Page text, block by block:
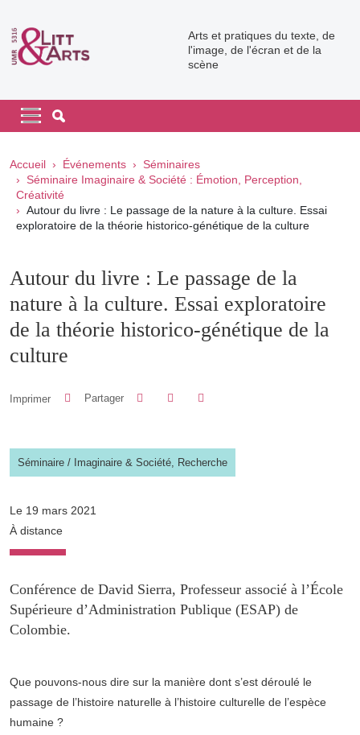
Arts et pratiques du texte, de
l'image, de l'écran et de la
scène
Navigation principale
Navigation principale mobile
Fil d'Ariane
Accueil Événements
Séminaires
Séminaire Imaginaire & Société : Émotion, Perception,
Créativité
Autour du livre : Le passage de la nature à la culture. Essai
exploratoire de la théorie historico-génétique de la culture
Autour du livre : Le passage de la
nature à la culture. Essai exploratoire
de la théorie historico-génétique de la
culture
Imprimer Partager Partager sur Facebook
Partager sur LinkedIn
Séminaire / Imaginaire & Société, Recherche
Le 19 mars 2021
À distance
Conférence de David Sierra, Professeur associé à l’École
Supérieure d’Administration Publique (ESAP) de
Colombie.
Que pouvons-nous dire sur la manière dont s’est déroulé le
passage de l’histoire naturelle à l’histoire culturelle de l’espèce
humaine ?